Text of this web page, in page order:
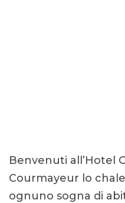
Benvenuti all’Hotel
Courmayeur lo
ognuno sogna di